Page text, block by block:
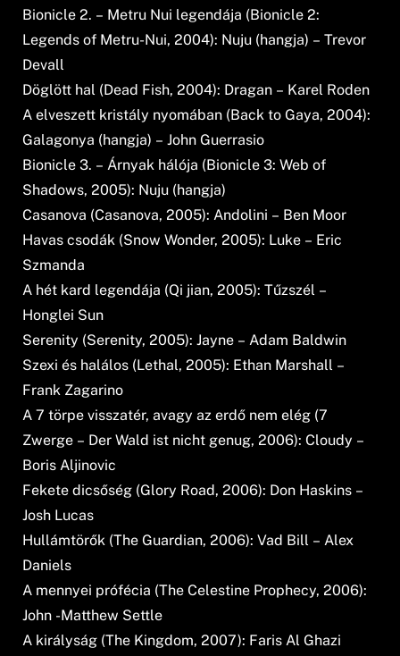
Bionicle 2. – Metru Nui legendája (Bionicle 2:
Legends of Metru-Nui, 2004): Nuju (hangja) – Trevor
Devall
Döglött hal (Dead Fish, 2004): Dragan – Karel Roden
A elveszett kristály nyomában (Back to Gaya, 2004):
Galagonya (hangja) – John Guerrasio
Bionicle 3. – Árnyak hálója (Bionicle 3: Web of
Shadows, 2005): Nuju (hangja)
Casanova (Casanova, 2005): Andolini – Ben Moor
Havas csodák (Snow Wonder, 2005): Luke – Eric
Szmanda
A hét kard legendája (Qi jian, 2005): Tűzszél –
Honglei Sun
Serenity (Serenity, 2005): Jayne – Adam Baldwin
Szexi és halálos (Lethal, 2005): Ethan Marshall –
Frank Zagarino
A 7 törpe visszatér, avagy az erdő nem elég (7
Zwerge – Der Wald ist nicht genug, 2006): Cloudy –
Boris Aljinovic
Fekete dicsőség (Glory Road, 2006): Don Haskins –
Josh Lucas
Hullámtörők (The Guardian, 2006): Vad Bill – Alex
Daniels
A mennyei prófécia (The Celestine Prophecy, 2006):
John -Matthew Settle
A királyság (The Kingdom, 2007): Faris Al Ghazi